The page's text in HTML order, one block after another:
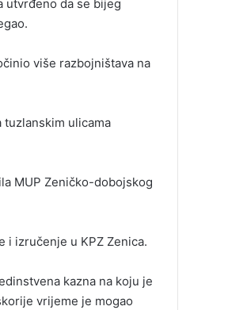
utvrđeno da se bijeg
više razbojništava na
tuzlanskim ulicama
MUP Zeničko-dobojskog
i izručenje u KPZ Zenica.
kazna na koju je
vrijeme je mogao